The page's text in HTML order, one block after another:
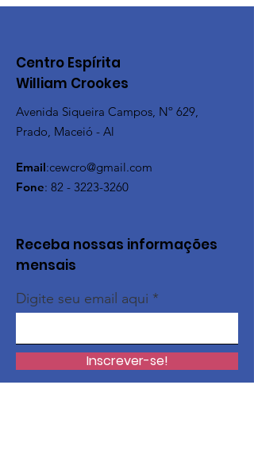
Centro Espírita
William Crookes
Avenida Siqueira Campos, Nº 629,
Prado, Maceió - Al
Email:cewcro@gmail.com
Fone: 82 - 3223-3260
Receba nossas informações
mensais
Digite seu email aqui
Inscrever-se!